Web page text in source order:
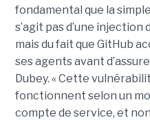
fondamental que la
s’agit pas d’une injection
mais du fait que GitHub
ses agents avant
Dubey. « Cette
fonctionnent selon un
compte de service, et